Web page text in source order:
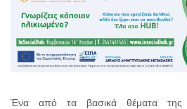
Ένα από τα βασικά θέματα της